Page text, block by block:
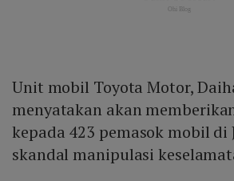
Unit mobil Toyota Motor,
menyatakan akan
kepada 423 pemasok mobil di
skandal manipulasi